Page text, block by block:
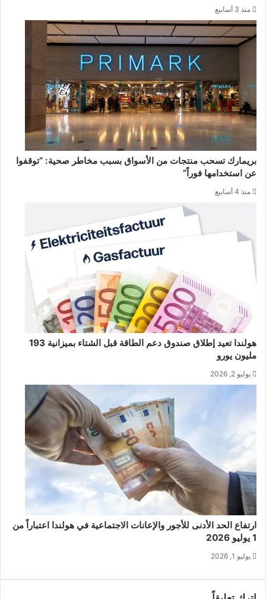
منذ 3 أسابيع
بريمارك تسحب منتجات من الأسواق بسبب مخاطر صحية: “توقفوا
عن استخدامها فوراً”
منذ 4 أسابيع
هولندا تعيد إطلاق صندوق دعم الطاقة قبل الشتاء بميزانية 193
مليون يورو
يوليو 2, 2026
ارتفاع الحد الأدنى للأجور والإعانات الاجتماعية في هولندا اعتباراً من
1 يوليو 2026
يوليو 1, 2026